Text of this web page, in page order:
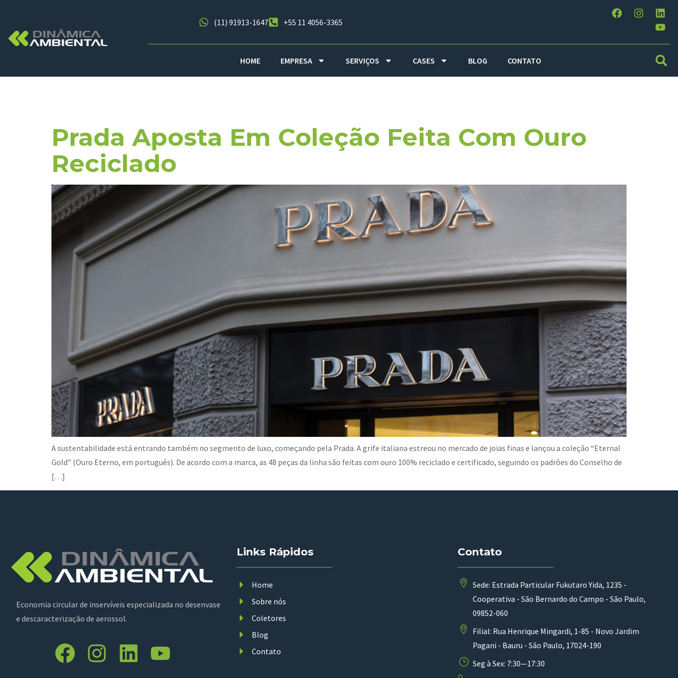
(11) 91913-1647 +55 11 4056-3365
HOME EMPRESA SERVIÇOS CASES BLOG CONTATO
Prada Aposta Em Coleção Feita Com Ouro
Reciclado
A sustentabilidade está entrando também no segmento de luxo, começando pela Prada. A grife italiana estreou no mercado de joias finas e lançou a coleção “Eternal
Gold” (Ouro Eterno, em português). De acordo com a marca, as 48 peças da linha são feitas com ouro 100% reciclado e certificado, seguindo os padrões do Conselho de
[…]
Economia circular de inservíveis especializada no desenvase
e descaracterização de aerossol.
Links Rápidos
Home
Sobre nós
Coletores
Blog
Contato
Contato
Sede: Estrada Particular Fukutaro Yida, 1235 -
Cooperativa - São Bernardo do Campo - São Paulo,
09852-060
Filial: Rua Henrique Mingardi, 1-85 - Novo Jardim
Pagani - Bauru - São Paulo, 17024-190
Seg à Sex: 7:30—17:30